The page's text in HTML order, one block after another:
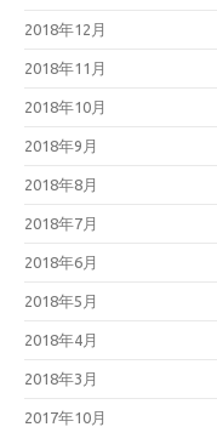
2018年12月
2018年11月
2018年10月
2018年9月
2018年8月
2018年7月
2018年6月
2018年5月
2018年4月
2018年3月
2017年10月